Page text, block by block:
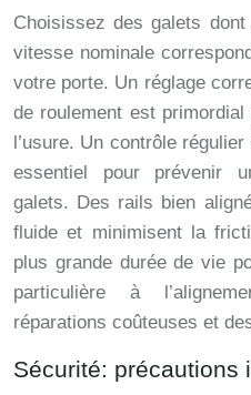
Choisissez des galets
vitesse nominale
votre porte. Un réglage
de roulement est
l’usure. Un contrôle
essentiel pour prévenir
galets. Des rails bien
fluide et minimisent la
plus grande durée de vie
particulière à
réparations coûteuses et
Sécurité: précautions